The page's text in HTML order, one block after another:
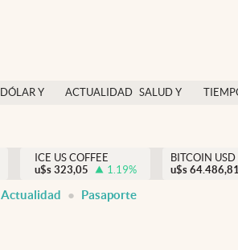
DÓLAR Y
ACTUALIDAD SALUD Y
México
ICE US COFFEE
u$s 323,05 1.19%
BITCOIN USD
u$s
Actualidad Pasaporte